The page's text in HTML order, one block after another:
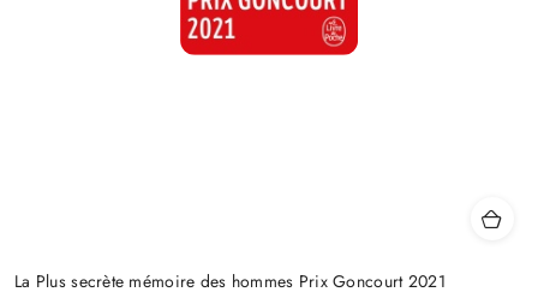
La Plus secrète mémoire des hommes Prix Goncourt 2021